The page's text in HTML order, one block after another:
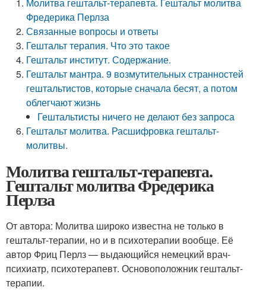
Фредерика Перлза
Связанные вопросы и ответы
Гештальт терапия. Что это такое
Гештальт институт. Содержание.
Гештальт мантра. 9 возмутительных странностей
гештальтистов, которые сначала бесят, а потом
облегчают жизнь
Гештальтисты ничего не делают без запроса
Гештальт молитва. Расшифровка гештальт-
молитвы.
Молитва гештальт-терапевта.
Гештальт молитва Фредерика
Перлза
От автора: Молитва широко известна не только в
гештальт-терапии, но и в психотерапии вообще. Её
автор Фриц Перлз — выдающийся немецкий врач-
психиатр, психотерапевт. Основоположник гештальт-
терапии.